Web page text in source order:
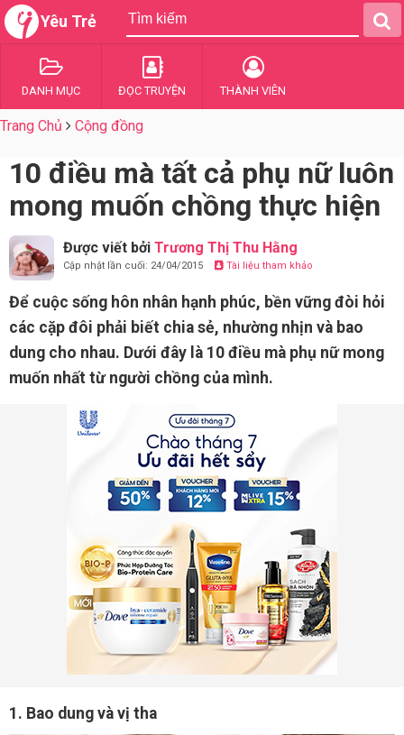
Yêu Trẻ
DANH MỤC ĐỌC TRUYỆN THÀNH VIÊN
Trang Chủ Cộng đồng
10 điều mà tất cả phụ nữ luôn
mong muốn chồng thực hiện
Được viết bởi Trương Thị Thu Hằng
Cập nhật lần cuối: 24/04/2015 Tài liệu tham khảo
Để cuộc sống hôn nhân hạnh phúc, bền vững đòi hỏi
các cặp đôi phải biết chia sẻ, nhường nhịn và bao
dung cho nhau. Dưới đây là 10 điều mà phụ nữ mong
muốn nhất từ người chồng của mình.
1. Bao dung và vị tha